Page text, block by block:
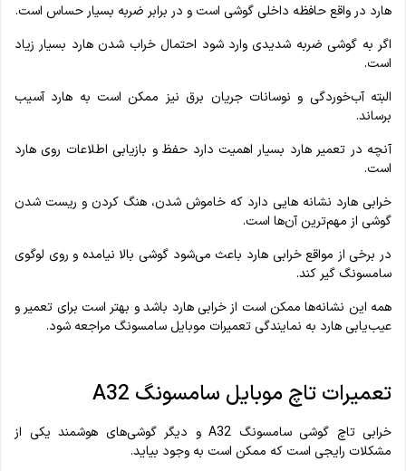
هارد در واقع حافظه داخلی گوشی است و در برابر ضربه بسیار حساس است.
اگر به گوشی ضربه شدیدی وارد شود احتمال خراب شدن هارد بسیار زیاد
است.
البته آب‌خوردگی و نوسانات جریان برق نیز ممکن است به هارد آسیب
برساند.
آنچه در تعمیر هارد بسیار اهمیت دارد حفظ و بازیابی اطلاعات روی هارد
است.
خرابی هارد نشانه‌ هایی دارد که خاموش شدن، هنگ کردن و ریست شدن
گوشی از مهم‌ترین آن‌ها است.
در برخی از مواقع خرابی هارد باعث می‌شود گوشی بالا نیامده و روی لوگوی
سامسونگ گیر کند.
همه این نشانه‌ها ممکن است از خرابی هارد باشد و بهتر است برای تعمیر و
عیب‌یابی هارد به نمایندگی تعمیرات موبایل سامسونگ مراجعه شود.
تعمیرات تاچ موبایل سامسونگ A32
خرابی تاچ گوشی سامسونگ A32 و دیگر گوشی‌های هوشمند یکی از
مشکلات رایجی است که ممکن است به وجود بیاید.